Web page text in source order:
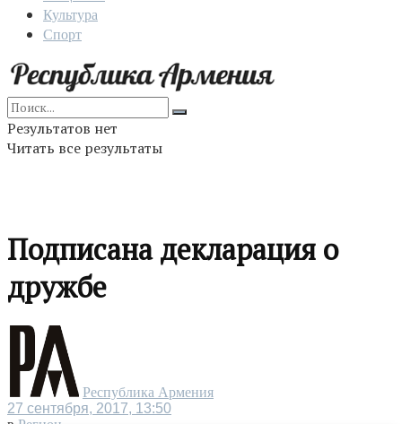
Культура
Спорт
Результатов нет
Читать все результаты
Подписана декларация о
дружбе
Республика Армения
27 сентября, 2017, 13:50